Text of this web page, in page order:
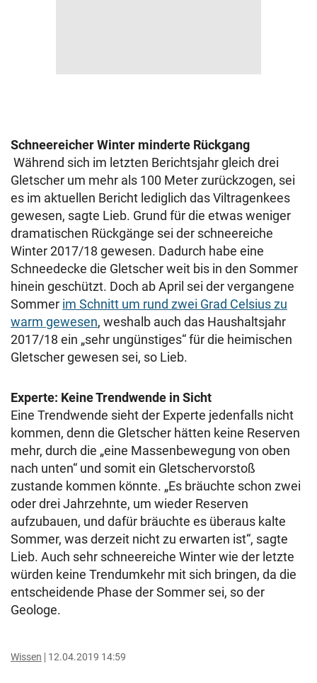
Schneereicher Winter minderte Rückgang
Während sich im letzten Berichtsjahr gleich drei
Gletscher um mehr als 100 Meter zurückzogen, sei
es im aktuellen Bericht lediglich das Viltragenkees
gewesen, sagte Lieb. Grund für die etwas weniger
dramatischen Rückgänge sei der schneereiche
Winter 2017/18 gewesen. Dadurch habe eine
Schneedecke die Gletscher weit bis in den Sommer
hinein geschützt. Doch ab April sei der vergangene
Sommer im Schnitt um rund zwei Grad Celsius zu
warm gewesen, weshalb auch das Haushaltsjahr
2017/18 ein „sehr ungünstiges“ für die heimischen
Gletscher gewesen sei, so Lieb.
Experte: Keine Trendwende in Sicht
Eine Trendwende sieht der Experte jedenfalls nicht
kommen, denn die Gletscher hätten keine Reserven
mehr, durch die „eine Massenbewegung von oben
nach unten“ und somit ein Gletschervorstoß
zustande kommen könnte. „Es bräuchte schon zwei
oder drei Jahrzehnte, um wieder Reserven
aufzubauen, und dafür bräuchte es überaus kalte
Sommer, was derzeit nicht zu erwarten ist“, sagte
Lieb. Auch sehr schneereiche Winter wie der letzte
würden keine Trendumkehr mit sich bringen, da die
entscheidende Phase der Sommer sei, so der
Geologe.
Wissen 12.04.2019 14:59